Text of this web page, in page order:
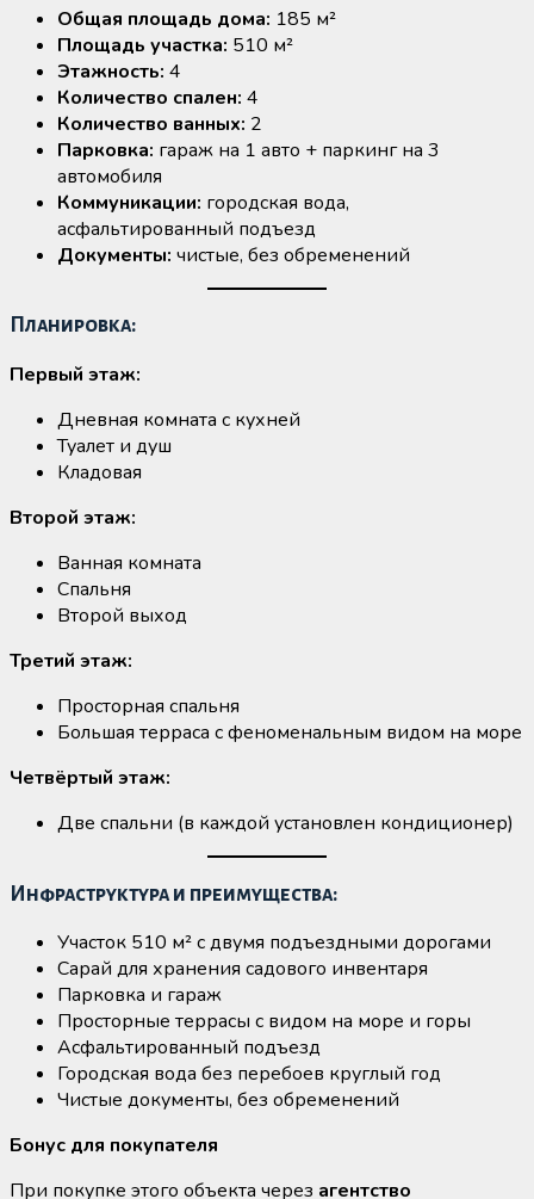
Общая площадь дома: 185 м²
Площадь участка: 510 м²
Этажность: 4
Количество спален: 4
Количество ванных: 2
Парковка: гараж на 1 авто + паркинг на 3
автомобиля
Коммуникации: городская вода,
асфальтированный подъезд
Документы: чистые, без обременений
Планировка:
Первый этаж:
Дневная комната с кухней
Туалет и душ
Кладовая
Второй этаж:
Ванная комната
Спальня
Второй выход
Третий этаж:
Просторная спальня
Большая терраса с феноменальным видом на море
Четвёртый этаж:
Две спальни (в каждой установлен кондиционер)
Инфраструктура и преимущества:
Участок 510 м² с двумя подъездными дорогами
Сарай для хранения садового инвентаря
Парковка и гараж
Просторные террасы с видом на море и горы
Асфальтированный подъезд
Городская вода без перебоев круглый год
Чистые документы, без обременений
Бонус для покупателя
При покупке этого объекта через агентство